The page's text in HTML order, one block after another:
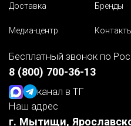
Доставка
Бренды
Медиа-центр
Бесплатный звонок по
8 (800) 700-36-13
канал в ТГ
Наш адрес
г. Мытищи,